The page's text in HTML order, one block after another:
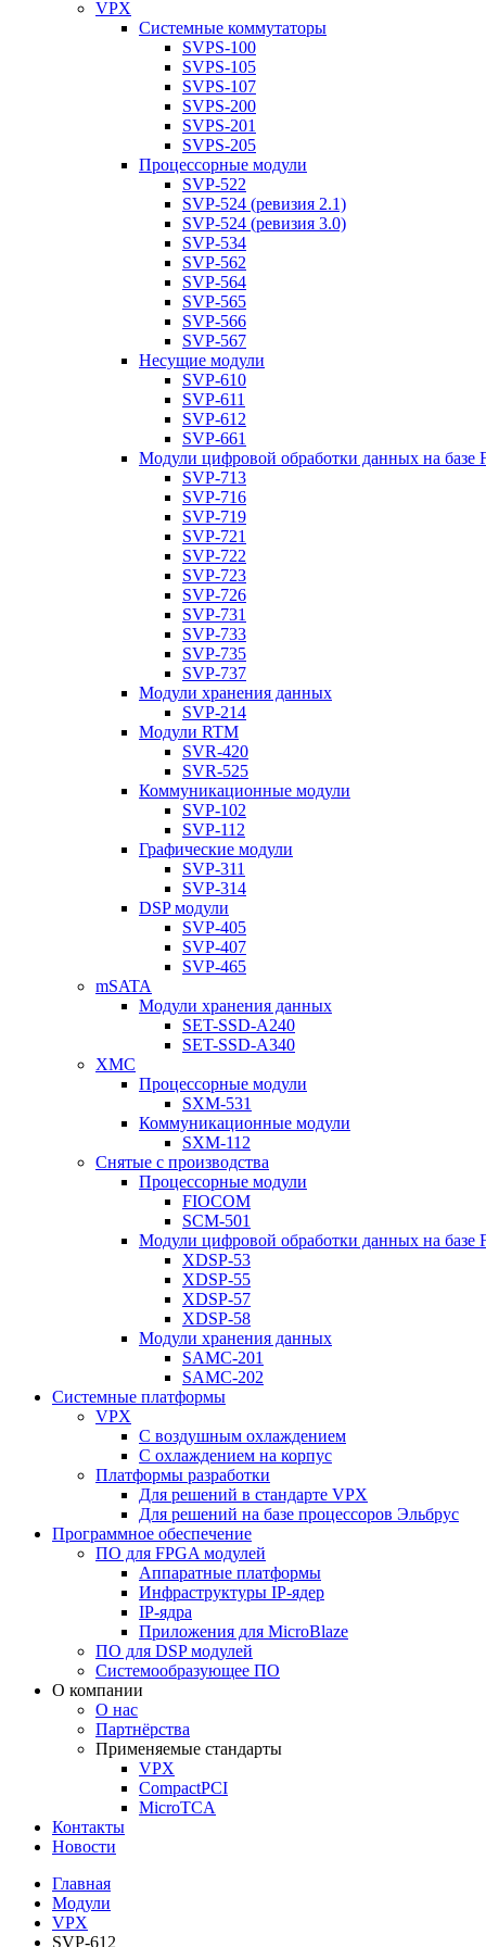
VPX
Системные коммутаторы
SVPS-100
SVPS-105
SVPS-107
SVPS-200
SVPS-201
SVPS-205
Процессорные модули
SVP-522
SVP-524 (ревизия 2.1)
SVP-524 (ревизия 3.0)
SVP-534
SVP-562
SVP-564
SVP-565
SVP-566
SVP-567
Несущие модули
SVP-610
SVP-611
SVP-612
SVP-661
Модули цифровой обработки данных на базе
SVP-713
SVP-716
SVP-719
SVP-721
SVP-722
SVP-723
SVP-726
SVP-731
SVP-733
SVP-735
SVP-737
Модули хранения данных
SVP-214
Модули RTM
SVR-420
SVR-525
Коммуникационные модули
SVP-102
SVP-112
Графические модули
SVP-311
SVP-314
DSP модули
SVP-405
SVP-407
SVP-465
mSATA
Модули хранения данных
SET-SSD-A240
SET-SSD-A340
XMC
Процессорные модули
SXM-531
Коммуникационные модули
SXM-112
Снятые с производства
Процессорные модули
FIOCOM
SCM-501
Модули цифровой обработки данных на базе
XDSP-53
XDSP-55
XDSP-57
XDSP-58
Модули хранения данных
SAMC-201
SAMC-202
Системные платформы
VPX
С воздушным охлаждением
С охлаждением на корпус
Платформы разработки
Для решений в стандарте VPX
Для решений на базе процессоров Эльбрус
Программное обеспечение
ПО для FPGA модулей
Аппаратные платформы
Инфраструктуры IP-ядер
IP-ядра
Приложения для MicroBlaze
ПО для DSP модулей
Системообразующее ПО
О компании
О нас
Партнёрства
Применяемые стандарты
VPX
CompactPCI
MicroTCA
Контакты
Новости
Главная
Модули
VPX
SVP-612